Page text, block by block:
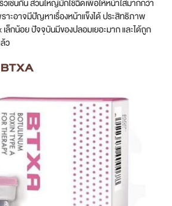
วเช่นกัน ส่วนใหญ่มักใช้ฉีดเพื่อให้หน้าใสมากกว่า
ะอาจมีปัญหาเรื่องหน้าแข็งได้ ประสิทธิภาพ
ล็กน้อย ปัจจุบันมีของปลอมเยอะมาก และได้ถูก
ว